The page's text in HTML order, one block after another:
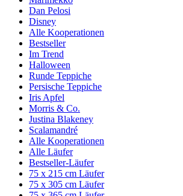
Dan Pelosi
Disney
Alle Kooperationen
Bestseller
Im Trend
Halloween
Runde Teppiche
Persische Teppiche
Iris Apfel
Morris & Co.
Justina Blakeney
Scalamandré
Alle Kooperationen
Alle Läufer
Bestseller-Läufer
75 x 215 cm Läufer
75 x 305 cm Läufer